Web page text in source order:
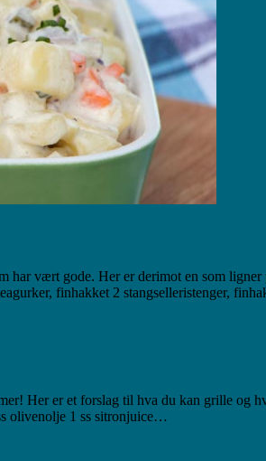
har vært gode. Her er derimot en som
finhakket 2 stangselleristenger,
Her er et forslag til hva du kan grille
olivenolje 1 ss sitronjuice…